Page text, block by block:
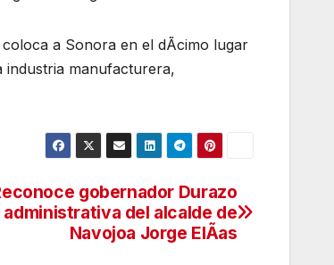
a Sonora en el dÃcimo lugar
industria manufacturera,
gobernador Durazo
del alcalde de
Navojoa Jorge ElÃas